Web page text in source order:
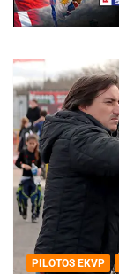
PILOTOS EKVP